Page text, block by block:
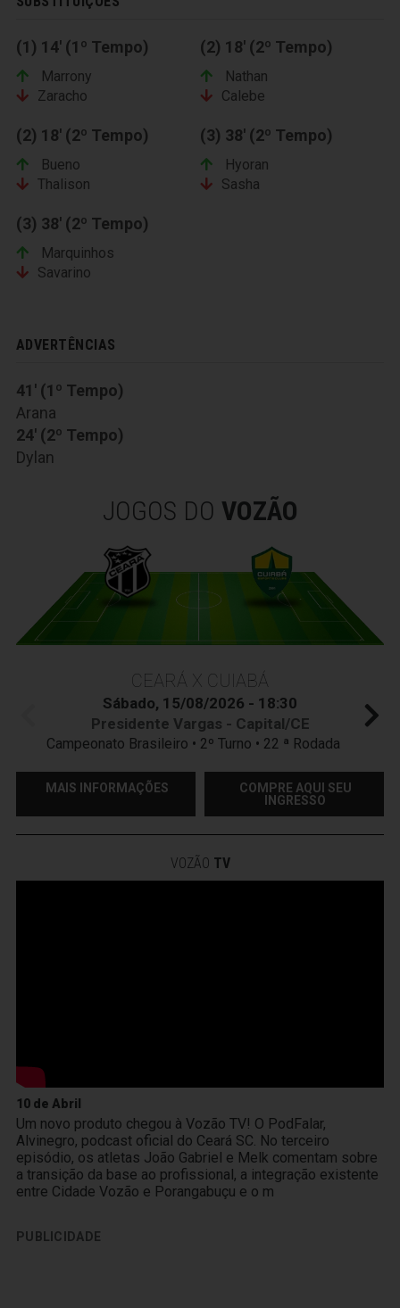
(1) 14' (1º Tempo)
Marrony
Zaracho
(2) 18' (2º Tempo)
Nathan
Calebe
(2) 18' (2º Tempo)
Bueno
Thalison
(3) 38' (2º Tempo)
Hyoran
Sasha
(3) 38' (2º Tempo)
Marquinhos
Savarino
ADVERTÊNCIAS
41' (1º Tempo)
Arana
24' (2º Tempo)
Dylan
JOGOS DO VOZÃO
CEARÁ X CUIABÁ
Sábado, 15/08/2026 - 18:30
Presidente Vargas - Capital/CE
Campeonato Brasileiro • 2º Turno • 22 ª Rodada
MAIS INFORMAÇÕES
COMPRE AQUI SEU
INGRESSO
VOZÃO TV
10 de Abril
Um novo produto chegou à Vozão TV! O PodFalar,
Alvinegro, podcast oficial do Ceará SC. No terceiro
episódio, os atletas João Gabriel e Melk comentam sobre
a transição da base ao profissional, a integração existente
entre Cidade Vozão e Porangabuçu e o m
PUBLICIDADE